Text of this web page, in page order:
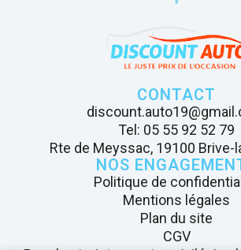
CONTACT
Tel: 05 55 92 52 79
Rte de Meyssac, 19100 Brive-
NOS
Politique de
Mentions légales
Plan du site
CGV